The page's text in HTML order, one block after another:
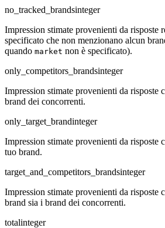
no_tracked_brandsinteger
Impression stimate provenienti da risposte
specificato che non menzionano alcun
quando market non è specificato).
only_competitors_brandsinteger
Impression stimate provenienti da risposte
brand dei concorrenti.
only_target_brandinteger
Impression stimate provenienti da risposte
tuo brand.
target_and_competitors_brandsinteger
Impression stimate provenienti da risposte
brand sia i brand dei concorrenti.
totalinteger